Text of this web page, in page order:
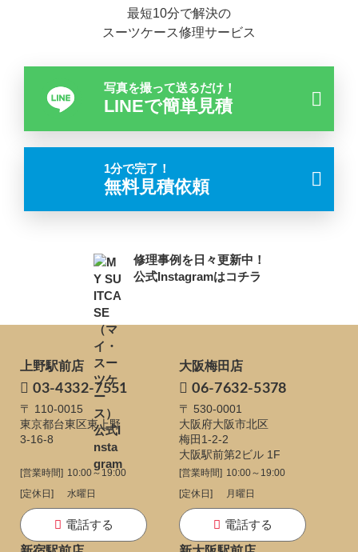
最短10分で解決の
スーツケース修理サービス
写真を撮って送るだけ！
LINEで簡単見積
1分で完了！
無料見積依頼
修理事例を日々更新中！
公式Instagramはコチラ
上野駅前店
03-4332-7551
〒 110-0015
東京都台東区東上野
3-16-8
[営業時間] 10:00～19:00
[定休日]
水曜日
電話する
大阪梅田店
06-7632-5378
〒 530-0001
大阪府大阪市北区
梅田1-2-2
大阪駅前第2ビル 1F
[営業時間] 10:00～19:00
[定休日]
月曜日
電話する